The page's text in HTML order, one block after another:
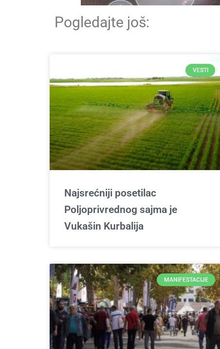
Pogledajte još:
VESTI
Najsrećniji posetilac
Poljoprivrednog sajma je
Vukašin Kurbalija
MANIFESTACIJE